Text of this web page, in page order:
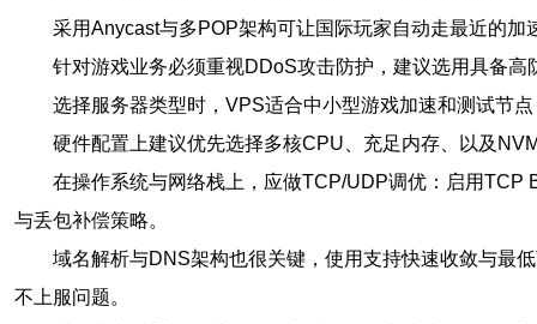
采用Anycast与多POP架构可让国际玩家自动走最近的
针对游戏业务必须重视DDoS攻击防护，建议选用具备
选择服务器类型时，VPS适合中小型游戏加速和测试节
硬件配置上建议优先选择多核CPU、充足内存、以及
在操作系统与网络栈上，应做TCP/UDP调优：启用TCP
与丢包补偿策略。
域名解析与DNS架构也很关键，使用支持快速收敛与最
不上服问题。